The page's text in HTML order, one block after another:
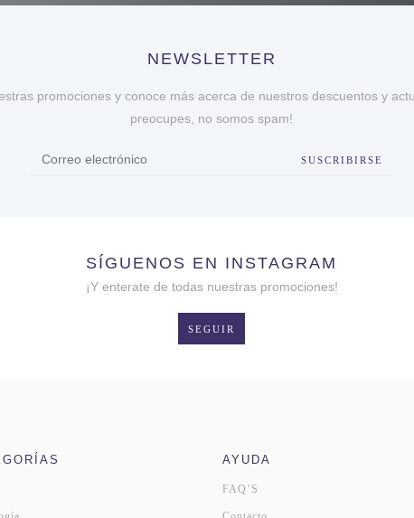
NEWSLETTER
promociones y conoce más acerca de nuestros descuentos y
preocupes, no somos spam!
SUSCRIBIRSE
SÍGUENOS EN INSTAGRAM
¡Y enterate de todas nuestras promociones!
SEGUIR
AYUDA
FAQ’S